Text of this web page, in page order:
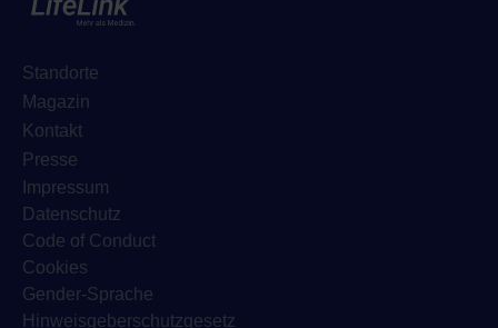
Standorte
Magazin
Kontakt
Presse
Impressum
Datenschutz
Code of Conduct
Cookies
Gender-Sprache
Hinweisgeberschutzgesetz